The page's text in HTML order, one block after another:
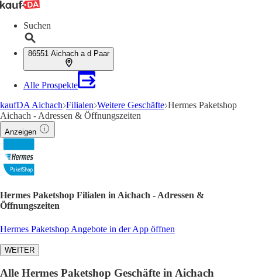
Suchen
86551 Aichach a d Paar
Alle Prospekte
kaufDA Aichach Filialen Weitere Geschäfte Hermes Paketshop
Aichach - Adressen & Öffnungszeiten
Anzeigen
Hermes Paketshop Filialen in Aichach - Adressen &
Öffnungszeiten
Hermes Paketshop Angebote in der App öffnen
WEITER
Alle Hermes Paketshop Geschäfte in Aichach